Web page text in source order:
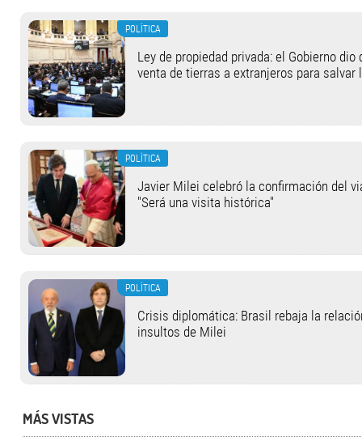
POLÍTICA
Ley de propiedad privada: el Gobierno
venta de tierras a extranjeros para salvar
POLÍTICA
Javier Milei celebró la confirmación del
"Será una visita histórica"
POLÍTICA
Crisis diplomática: Brasil rebaja la
insultos de Milei
MÁS VISTAS